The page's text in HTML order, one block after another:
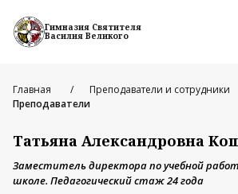
Гимназия Святителя
Василия Великого
Главная
Преподаватели и сотрудники
Преподаватели
Татьяна Александровна
Заместитель директора по учебной
школе. Педагогический стаж 24 года